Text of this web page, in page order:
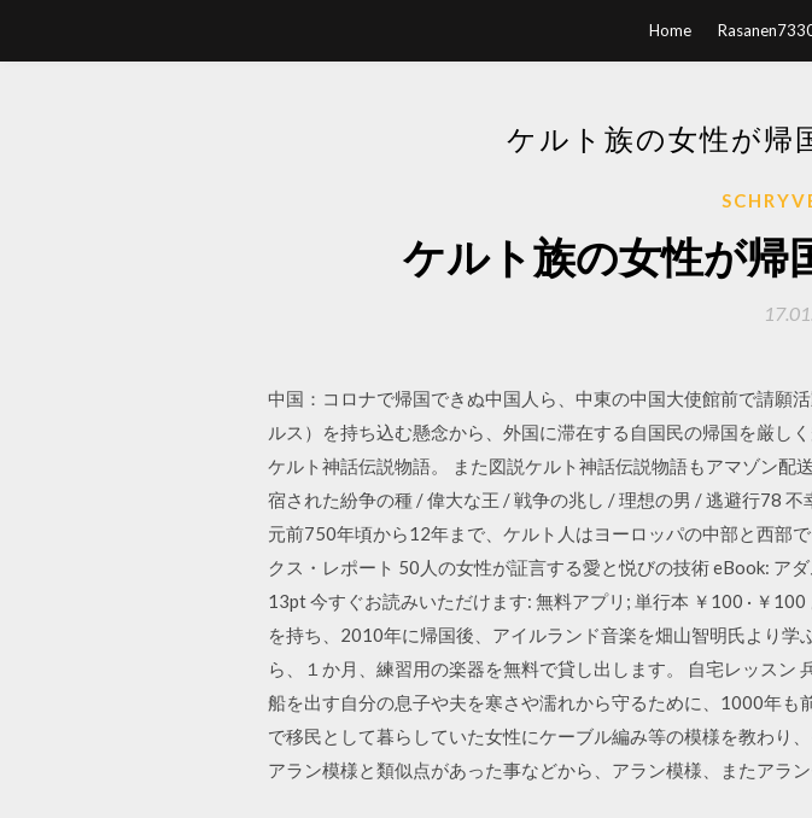
Home
ケルト族の女性が帰
ケルト族の女性が帰
中国：コロナで帰国できぬ中国人ら、中東の中国大使館前で請願
ルス）を持ち込む懸念から、外国に滞在する自国民の帰国を厳し
ケルト神話伝説物語。 また図説ケルト神話伝説物語もアマゾン
宿された紛争の種 / 偉大な王 / 戦争の兆し / 理想の男 / 逃避行78
元前750年頃から12年まで、ケルト人はヨーロッパの中部と西部
クス・レポート 50人の女性が証言する愛と悦びの技術 eBook: ア
13pt 今すぐお読みいただけます: 無料アプリ; 単行本 ￥100 · ￥
を持ち、2010年に帰国後、アイルランド音楽を畑山智明氏より
ら、１か月、練習用の楽器を無料で貸し出します。 自宅レッス
船を出す自分の息子や夫を寒さや濡れから守るために、1000年
で移民として暮らしていた女性にケーブル編み等の模様を教わり
アラン模様と類似点があった事などから、アラン模様、またアラ